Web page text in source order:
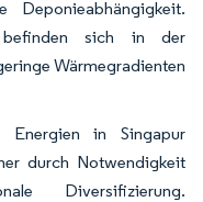
Deponieabhängigkeit.
befinden sich in der
Wärmegradienten
Energien in Singapur
durch Notwendigkeit
Diversifizierung.